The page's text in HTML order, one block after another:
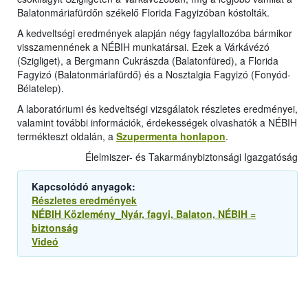
Balatonmáriafürdőn székelő Florida Fagyizóban kóstolták.
A kedveltségi eredmények alapján négy fagylaltozóba bármikor
visszamennének a NÉBIH munkatársai. Ezek a Várkávézó
(Szigliget), a Bergmann Cukrászda (Balatonfüred), a Florida
Fagyizó (Balatonmáriafürdő) és a Nosztalgia Fagyizó (Fonyód-
Bélatelep).
A laboratóriumi és kedveltségi vizsgálatok részletes eredményei,
valamint további információk, érdekességek olvashatók a NÉBIH
termékteszt oldalán, a Szupermenta honlapon.
Élelmiszer- és Takarmánybiztonsági Igazgatóság
Kapcsolódó anyagok:
Részletes eredmények
NÉBIH Közlemény_Nyár, fagyi, Balaton, NÉBIH =
biztonság
Videó